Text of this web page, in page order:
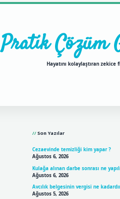
Pratik Çözüm
Hayatını kolaylaştıran zekice
Son Yazılar
Cezaevinde temizliği kim yapar ?
Ağustos 6, 2026
Kulağa alınan darbe sonrası ne
Ağustos 6, 2026
Avcılık belgesinin vergisi ne
Ağustos 5, 2026